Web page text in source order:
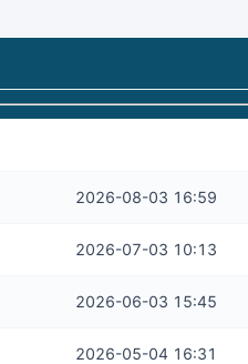
2026-08-03 16:59
2026-07-03 10:13
2026-06-03 15:45
2026-05-04 16:31